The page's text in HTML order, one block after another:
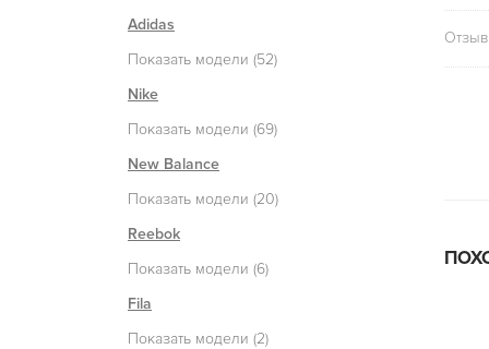
Adidas
Показать модели (52)
Nike
Показать модели (69)
New Balance
Показать модели (20)
Reebok
Показать модели (6)
Fila
Показать модели (2)